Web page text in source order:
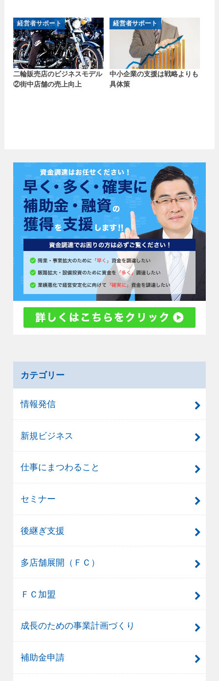
経営者サポート
二輪販売店のビジネスモデル
②街中店舗の売上向上
経営者サポート
中小企業の支援は戦略よりも
具体策
カテゴリー
情報発信
新規ビジネス
仕事にまつわること
セミナー
後継ぎ支援
多店舗展開（ＦＣ）
ＦＣ加盟
成長のための事業計画づくり
補助金申請